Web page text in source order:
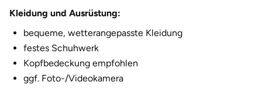
Kleidung und Ausrüstung:
bequeme, wetterangepasste Kleidung
festes Schuhwerk
Kopfbedeckung empfohlen
ggf. Foto-/Videokamera